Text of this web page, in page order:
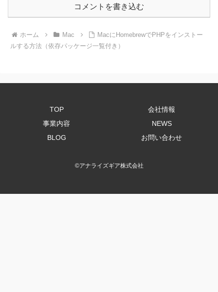
コメントを書き込む
ホーム Mac
MacにHomebrewでPHPをインストー
ルする方法（依存パッケージ一覧付き）
TOP
会社情報
事業内容
NEWS
BLOG
お問い合わせ
©アナライズギア株式会社